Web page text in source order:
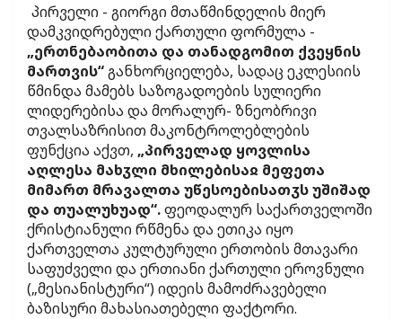
პირველი - გიორგი მთაწმინდელის მიერ
დამკვიდრებული ქართული ფორმულა -
„ერთნებაობითა და თანადგომით ქვეყნის
მართვის“განხორციელება, სადაც ეკლესიის
წმინდა მამებს საზოგადოების სულიერი
ლიდერებისა და მორალურ- ზნეობრივი
თვალსაზრისით მაკონტროლებლების
ფუნქცია აქვთ, „პირველად ყოვლისა
აღლესა მახჳლი მხილებისაჲ მეფეთა
მიმართ მრავალთა უწესოებისათჳს უშიშად
და თუალუხუად“.ფეოდალურ საქართველოში
ქრისტიანული რწმენა და ეთიკა იყო
ქართველთა კულტურული ერთობის მთავარი
საფუძველი და ერთიანი ქართული ეროვნული
(„მესიანისტური“) იდეის მამოძრავებელი
ბაზისური მახასიათებელი ფაქტორი.